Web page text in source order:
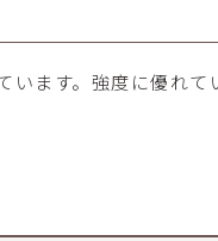
ます。強度に優れ